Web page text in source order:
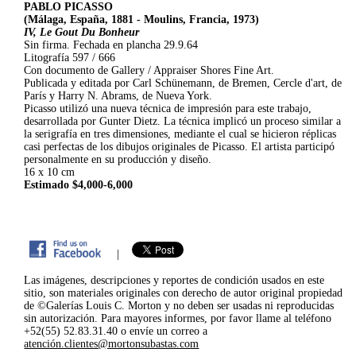
PABLO PICASSO
(Málaga, España, 1881 - Moulins, Francia, 1973)
IV, Le Gout Du Bonheur
Sin firma. Fechada en plancha 29.9.64
Litografía 597 / 666
Con documento de Gallery / Appraiser Shores Fine Art.
Publicada y editada por Carl Schünemann, de Bremen, Cercle d'art, de
París y Harry N. Abrams, de Nueva York.
Picasso utilizó una nueva técnica de impresión para este trabajo,
desarrollada por Gunter Dietz. La técnica implicó un proceso similar a
la serigrafía en tres dimensiones, mediante el cual se hicieron réplicas
casi perfectas de los dibujos originales de Picasso. El artista participó
personalmente en su producción y diseño.
16 x 10 cm
Estimado $4,000-6,000
|
Las imágenes, descripciones y reportes de condición usados en este
sitio, son materiales originales con derecho de autor original propiedad
de ©Galerías Louis C. Morton y no deben ser usadas ni reproducidas
sin autorización. Para mayores informes, por favor llame al teléfono
+52(55) 52.83.31.40 o envíe un correo a
atención.clientes@mortonsubastas.com